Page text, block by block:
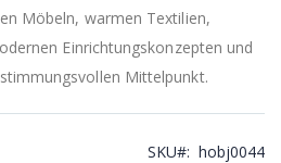
Möbeln, warmen Textilien,
Einrichtungskonzepten und
Mittelpunkt.
SKU hobj0044